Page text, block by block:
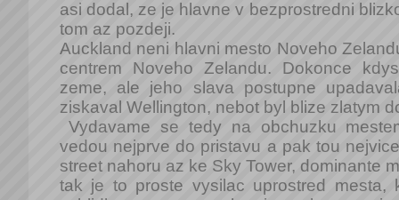
asi dodal, ze je hlavne v bezprostredni
tom az pozdeji.
Auckland neni hlavni mesto Noveho
centrem Noveho Zelandu. Dokonce
zeme, ale jeho slava postupne
ziskaval Wellington, nebot byl blize zlatym
Vydavame se tedy na obchuzku
vedou nejprve do pristavu a pak tou
street nahoru az ke Sky Tower, dominante
tak je to proste vysilac uprostred mesta,